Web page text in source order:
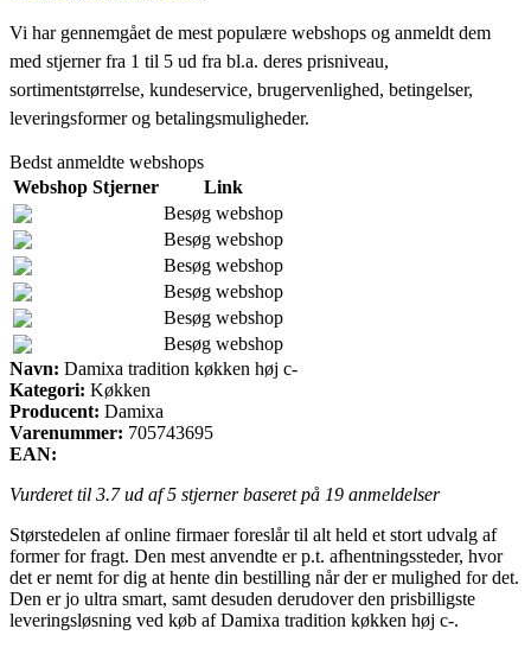
Vi har gennemgået de mest populære webshops og anmeldt dem
med stjerner fra 1 til 5 ud fra bl.a. deres prisniveau,
sortimentstørrelse, kundeservice, brugervenlighed, betingelser,
leveringsformer og betalingsmuligheder.
Bedst anmeldte webshops
Webshop Stjerner
Link
Besøg webshop
Besøg webshop
Besøg webshop
Besøg webshop
Besøg webshop
Besøg webshop
Navn: Damixa tradition køkken høj c-
Kategori: Køkken
Producent: Damixa
Varenummer: 705743695
EAN:
Vurderet til 3.7ud af 5 stjerner baseret på 19 anmeldelser
Størstedelen af online firmaer foreslår til alt held et stort udvalg af
former for fragt. Den mest anvendte er p.t. afhentningssteder, hvor
det er nemt for dig at hente din bestilling når der er mulighed for det.
Den er jo ultra smart, samt desuden derudover den prisbilligste
leveringsløsning ved køb af Damixa tradition køkken høj c-.